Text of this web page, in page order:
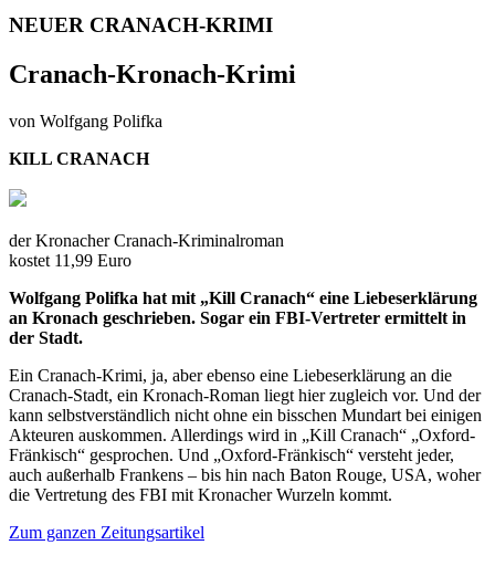
NEUER CRANACH-KRIMI
Cranach-Kronach-Krimi
von Wolfgang Polifka
KILL CRANACH
der Kronacher Cranach-Kriminalroman
kostet 11,99 Euro
Wolfgang Polifka hat mit „Kill Cranach“ eine Liebeserklärung
an Kronach geschrieben. Sogar ein FBI-Vertreter ermittelt in
der Stadt.
Ein Cranach-Krimi, ja, aber ebenso eine Liebeserklärung an die
Cranach-Stadt, ein Kronach-Roman liegt hier zugleich vor. Und der
kann selbstverständlich nicht ohne ein bisschen Mundart bei einigen
Akteuren auskommen. Allerdings wird in „Kill Cranach“ „Oxford-
Fränkisch“ gesprochen. Und „Oxford-Fränkisch“ versteht jeder,
auch außerhalb Frankens – bis hin nach Baton Rouge, USA, woher
die Vertretung des FBI mit Kronacher Wurzeln kommt.
Zum ganzen Zeitungsartikel